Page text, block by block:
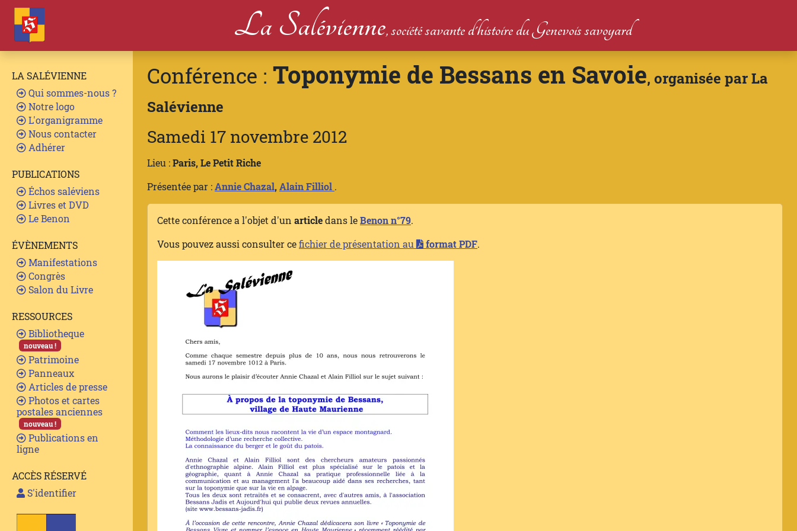
La Salévienne, société savante d'histoire du Genevois savoyard
LA SALÉVIENNE
Qui sommes-nous ?
Notre logo
L'organigramme
Nous contacter
Adhérer
PUBLICATIONS
Échos saléviens
Livres et DVD
Le Benon
ÉVÈNEMENTS
Manifestations
Congrès
Salon du Livre
RESSOURCES
Bibliotheque
nouveau !
Patrimoine
Panneaux
Articles de presse
Photos et cartes
postales anciennes
nouveau !
Publications en
ligne
ACCÈS RÉSERVÉ
S'identifier
Conférence : Toponymie de Bessans en Savoie, organisée par La
Salévienne
Samedi 17 novembre 2012
Lieu :Paris, Le Petit Riche
Présentée par :Annie Chazal,Alain Filliol .
Cette conférence a l'objet d'un articledans leBenon n°79.
Vous pouvez aussi consulter cefichier de présentation au format PDF.